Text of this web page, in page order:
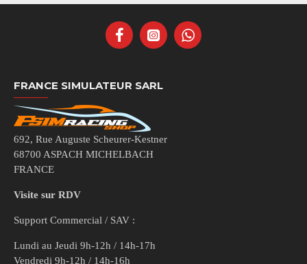
FRANCE SIMULATEUR SARL
692, Rue Auguste Scheurer-Kestner
68700 ASPACH MICHELBACH
FRANCE
Visite sur RDV
Support Commercial / SAV :
Lundi au Jeudi 9h-12h / 14h-17h
Vendredi 9h-12h / 14h-16h